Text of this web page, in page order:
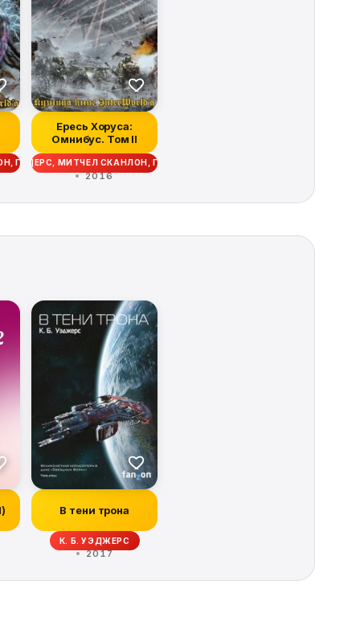
ДАНН, ЛОРИ ГОЛДИНГ, АЛАН МЕРРЕТ
ЭНДИ СМАЙЛИ
СМАЙЛИ, ДЖЕЙМС СВАЛЛОУ, ЭНТОНИ РЕЙНОЛЬДС, КРИСТИАН ДАНН,
ЛОРИ ГОЛДИНГ
ГЭВ ТОРП, ДЭВИД ЭННЕНДЕЙЛ, МЭТТЬЮ ФАРРЕР, ЭНДИ СМАЙЛИ,
Ересь Хоруса:
Омнибус. Том II
МИТЧЕЛ СКАНЛОН, ГЭВ ТОРП, ДЭВИД ЭННЕНДЕЙЛ,
2016
ИВОНН НАВАРРО, КИТ ДЕ КАНДИДО, РЭЙ ГАРТОН, КРИСТОФЕР
В тени трона
К. Б. УЭДЖЕРС
2017